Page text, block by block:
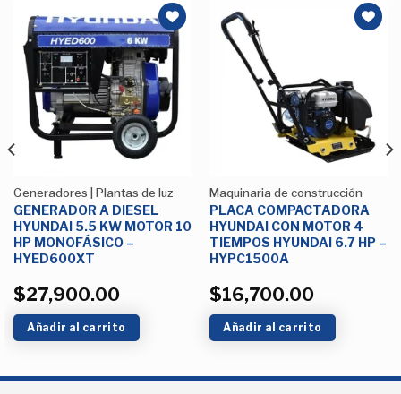
Añadir
a la
Lista de
deseos
Generadores | Plantas de luz
GENERADOR A DIESEL
HYUNDAI 5.5 KW MOTOR 10
HP MONOFÁSICO –
HYED600XT
$27,900.00
Añadir al carrito
Lista de
deseos
Maquinaria de construcción
PLACA COMPACTADORA
HYUNDAI CON MOTOR 4
TIEMPOS HYUNDAI 6.7 HP –
HYPC1500A
$16,700.00
Añadir al carrito